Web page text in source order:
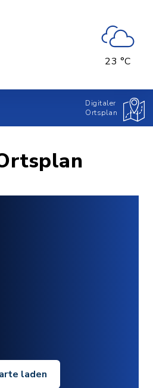
23 °C
Digitaler
Ortsplan
laden